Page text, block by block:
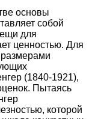
основы
собой
для
ценностью. Для
размерами
(1840-1921),
Пытаясь
которой